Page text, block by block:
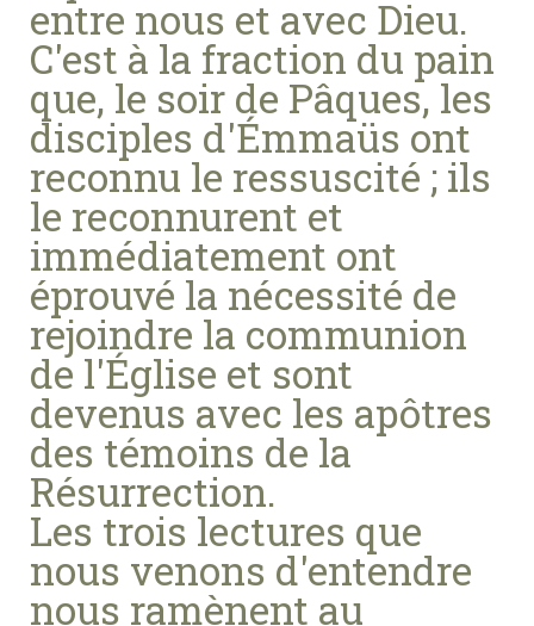
entre nous et avec Dieu.
C'est à la fraction du pain
que, le soir de Pâques, les
disciples d'Émmaüs ont
reconnu le ressuscité ; ils
le reconnurent et
immédiatement ont
éprouvé la nécessité de
rejoindre la communion
de l'Église et sont
devenus avec les apôtres
des témoins de la
Résurrection.
Les trois lectures que
nous venons d'entendre
nous ramènent au